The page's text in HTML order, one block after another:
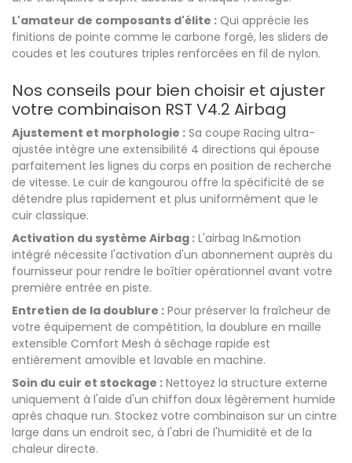
L'amateur de composants d'élite : Qui apprécie les
finitions de pointe comme le carbone forgé, les sliders de
coudes et les coutures triples renforcées en fil de nylon.
Nos conseils pour bien choisir et ajuster
votre combinaison RST V4.2 Airbag
Ajustement et morphologie : Sa coupe Racing ultra-
ajustée intègre une extensibilité 4 directions qui épouse
parfaitement les lignes du corps en position de recherche
de vitesse. Le cuir de kangourou offre la spécificité de se
détendre plus rapidement et plus uniformément que le
cuir classique.
Activation du système Airbag : L'airbag In&motion
intégré nécessite l'activation d'un abonnement auprès du
fournisseur pour rendre le boîtier opérationnel avant votre
première entrée en piste.
Entretien de la doublure : Pour préserver la fraîcheur de
votre équipement de compétition, la doublure en maille
extensible Comfort Mesh à séchage rapide est
entièrement amovible et lavable en machine.
Soin du cuir et stockage : Nettoyez la structure externe
uniquement à l'aide d'un chiffon doux légèrement humide
après chaque run. Stockez votre combinaison sur un cintre
large dans un endroit sec, à l'abri de l'humidité et de la
chaleur directe.